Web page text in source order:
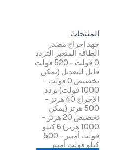
المنتجات
جهد إخراج مصدر
الطاقة المتغير التردد
0 فولت - 520 فولت
قابل للتعديل (يمكن
تخصيص 0 فولت -
1000 فولت) تردد
الإخراج 40 هرتز -
500 هرتز (يمكن
تخصيص 20 هرتز -
1000 هرتز) 6 كيلو
فولت أمبير - 500
كيلو فولت أمبير